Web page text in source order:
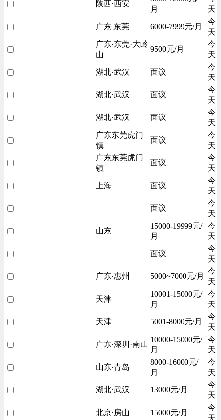
陕西·西安
月
天
广东 东莞 6000-7999元/月
今
天
广东·东莞·大岭
山
9500元/月
今
天
湖北·武汉 面议
今
天
湖北·武汉 面议
今
天
湖北·武汉 面议
今
天
广东东莞虎门
镇
面议
今
天
广东东莞虎门
镇
面议
今
天
上海 面议
今
天
面议
今
天
山东
15000-19999元/
月
今
天
面议
今
天
广东·惠州 5000~7000元/月
今
天
天津
10001-15000元/
月
今
天
天津 5001-8000元/月
今
天
广东·深圳·南山
10000-15000元/
月
今
天
山东·青岛
8000-16000元/
月
今
天
湖北·武汉 13000元/月
今
天
北京·房山 15000元/月
今
天